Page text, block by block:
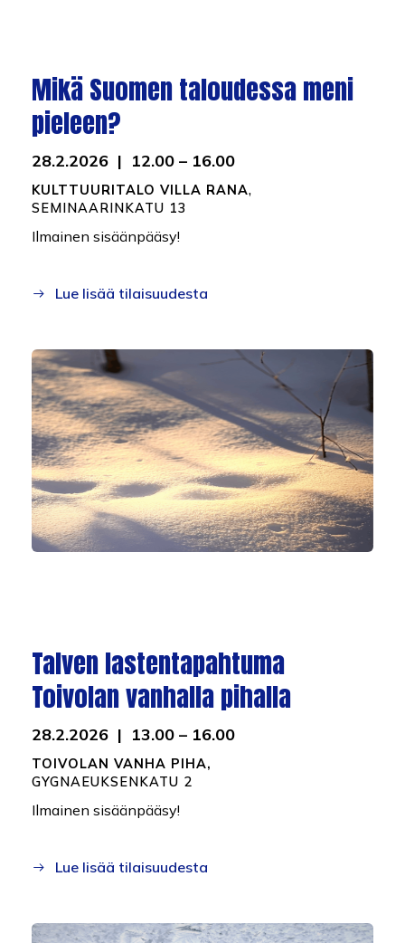
Mikä Suomen taloudessa meni
pieleen?
28.2.2026 | 12.00 – 16.00
KULTTUURITALO VILLA RANA,
SEMINAARINKATU 13
Ilmainen sisäänpääsy!
Lue lisää tilaisuudesta
Talven lastentapahtuma
Toivolan vanhalla pihalla
28.2.2026 | 13.00 – 16.00
TOIVOLAN VANHA PIHA,
GYGNAEUKSENKATU 2
Ilmainen sisäänpääsy!
Lue lisää tilaisuudesta